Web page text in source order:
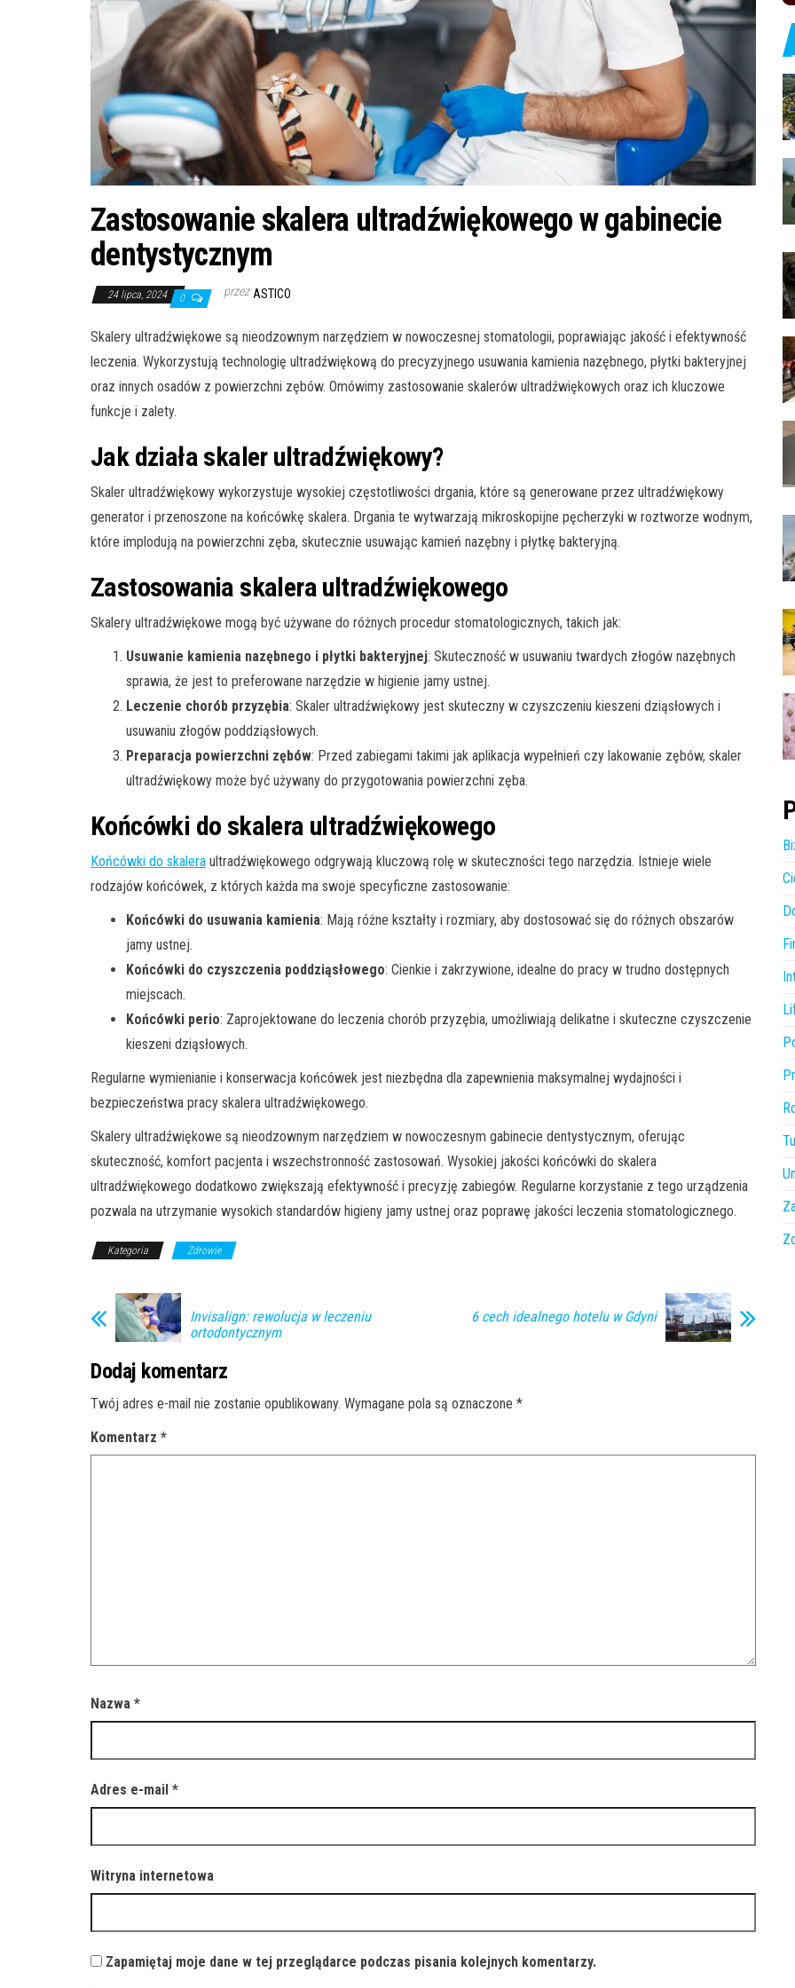
Zastosowanie skalera ultradźwiękowego w gabinecie
dentystycznym
24 lipca, 2024 0 przez ASTICO
Skalery ultradźwiękowe są nieodzownym narzędziem w nowoczesnej stomatologii, poprawiając jakość i efektywność
leczenia. Wykorzystują technologię ultradźwiękową do precyzyjnego usuwania kamienia nazębnego, płytki bakteryjnej
oraz innych osadów z powierzchni zębów. Omówimy zastosowanie skalerów ultradźwiękowych oraz ich kluczowe
funkcje i zalety.
Jak działa skaler ultradźwiękowy?
Skaler ultradźwiękowy wykorzystuje wysokiej częstotliwości drgania, które są generowane przez ultradźwiękowy
generator i przenoszone na końcówkę skalera. Drgania te wytwarzają mikroskopijne pęcherzyki w roztworze wodnym,
które implodują na powierzchni zęba, skutecznie usuwając kamień nazębny i płytkę bakteryjną.
Zastosowania skalera ultradźwiękowego
Skalery ultradźwiękowe mogą być używane do różnych procedur stomatologicznych, takich jak:
Usuwanie kamienia nazębnego i płytki bakteryjnej: Skuteczność w usuwaniu twardych złogów nazębnych
sprawia, że jest to preferowane narzędzie w higienie jamy ustnej.
Leczenie chorób przyzębia: Skaler ultradźwiękowy jest skuteczny w czyszczeniu kieszeni dziąsłowych i
usuwaniu złogów poddziąsłowych.
Preparacja powierzchni zębów: Przed zabiegami takimi jak aplikacja wypełnień czy lakowanie zębów, skaler
ultradźwiękowy może być używany do przygotowania powierzchni zęba.
Końcówki do skalera ultradźwiękowego
Końcówki do skalera ultradźwiękowego odgrywają kluczową rolę w skuteczności tego narzędzia. Istnieje wiele
rodzajów końcówek, z których każda ma swoje specyficzne zastosowanie:
Końcówki do usuwania kamienia: Mają różne kształty i rozmiary, aby dostosować się do różnych obszarów
jamy ustnej.
Końcówki do czyszczenia poddziąsłowego: Cienkie i zakrzywione, idealne do pracy w trudno dostępnych
miejscach.
Końcówki perio: Zaprojektowane do leczenia chorób przyzębia, umożliwiają delikatne i skuteczne czyszczenie
kieszeni dziąsłowych.
Regularne wymienianie i konserwacja końcówek jest niezbędna dla zapewnienia maksymalnej wydajności i
bezpieczeństwa pracy skalera ultradźwiękowego.
Skalery ultradźwiękowe są nieodzownym narzędziem w nowoczesnym gabinecie dentystycznym, oferując
skuteczność, komfort pacjenta i wszechstronność zastosowań. Wysokiej jakości końcówki do skalera
ultradźwiękowego dodatkowo zwiększają efektywność i precyzję zabiegów. Regularne korzystanie z tego urządzenia
pozwala na utrzymanie wysokich standardów higieny jamy ustnej oraz poprawę jakości leczenia stomatologicznego.
Kategoria Zdrowie
Invisalign: rewolucja w leczeniu
ortodontycznym
6 cech idealnego hotelu w Gdyni
Dodaj komentarz
Twój adres e-mail nie zostanie opublikowany. Wymagane pola są oznaczone *
Komentarz *
Nazwa *
Adres e-mail *
Witryna internetowa
Zapamiętaj moje dane w tej przeglądarce podczas pisania kolejnych komentarzy.